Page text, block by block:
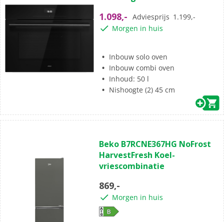
1.098,- Adviesprijs 1.199,-
Morgen in huis
Inbouw solo oven
Inbouw combi oven
Inhoud: 50 l
Nishoogte (2) 45 cm
Beko B7RCNE367HG NoFrost
HarvestFresh Koel-
vriescombinatie
869,-
Morgen in huis